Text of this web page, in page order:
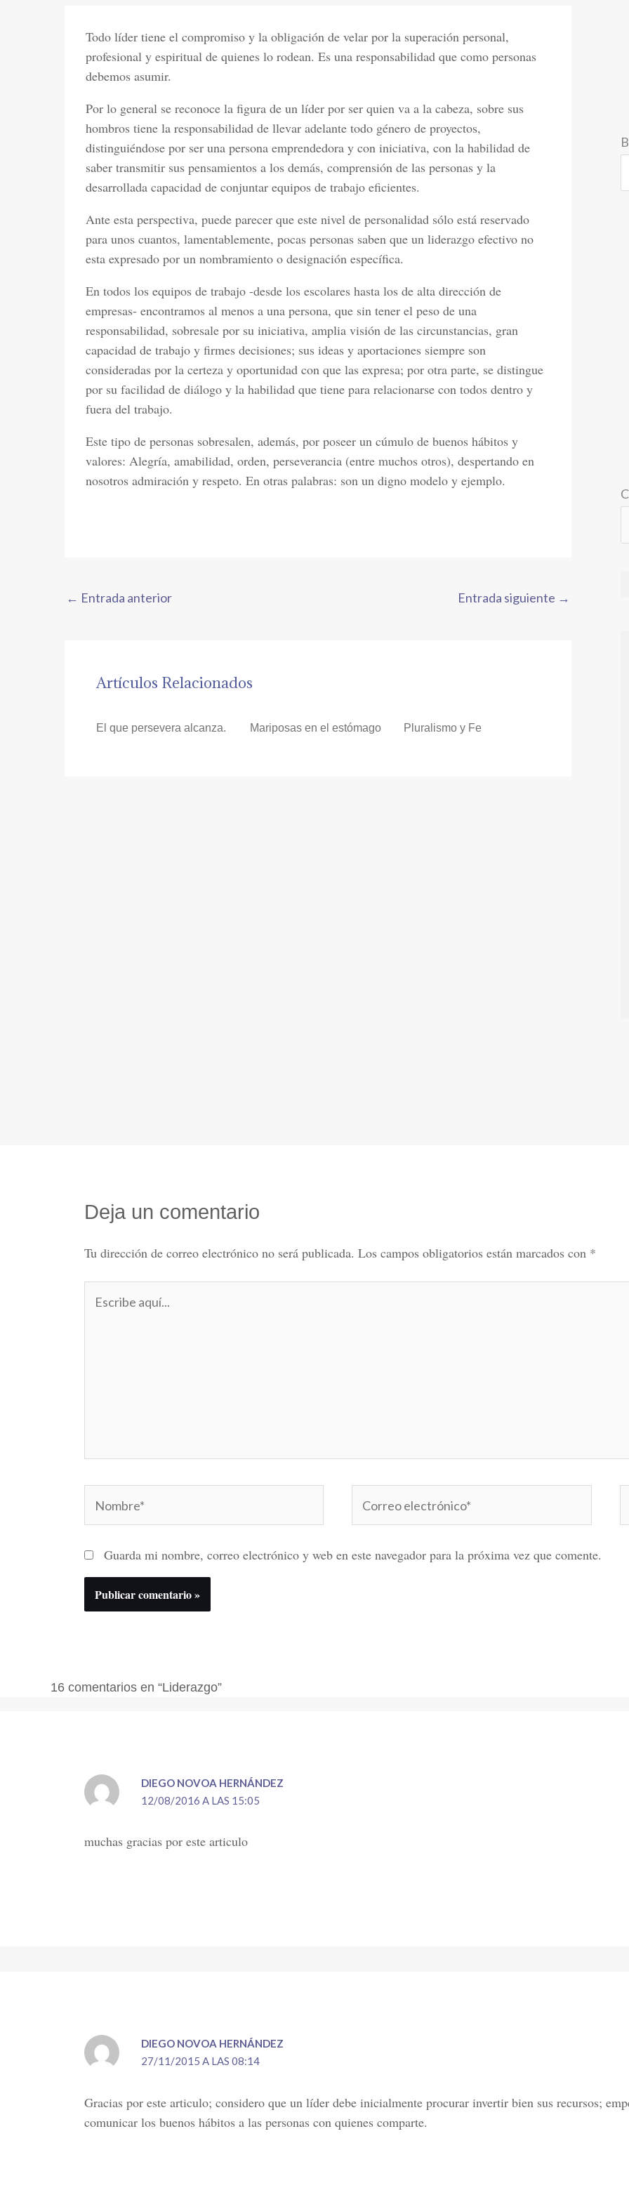
Todo líder tiene el compromiso y la obligación de velar por la superación personal,
profesional y espiritual de quienes lo rodean. Es una responsabilidad que como personas
debemos asumir.
Por lo general se reconoce la figura de un líder por ser quien va a la cabeza, sobre sus
hombros tiene la responsabilidad de llevar adelante todo género de proyectos,
distinguiéndose por ser una persona emprendedora y con iniciativa, con la habilidad de
saber transmitir sus pensamientos a los demás, comprensión de las personas y la
desarrollada capacidad de conjuntar equipos de trabajo eficientes.
Ante esta perspectiva, puede parecer que este nivel de personalidad sólo está reservado
para unos cuantos, lamentablemente, pocas personas saben que un liderazgo efectivo no
esta expresado por un nombramiento o designación específica.
En todos los equipos de trabajo -desde los escolares hasta los de alta dirección de
empresas- encontramos al menos a una persona, que sin tener el peso de una
responsabilidad, sobresale por su iniciativa, amplia visión de las circunstancias, gran
capacidad de trabajo y firmes decisiones; sus ideas y aportaciones siempre son
consideradas por la certeza y oportunidad con que las expresa; por otra parte, se distingue
por su facilidad de diálogo y la habilidad que tiene para relacionarse con todos dentro y
fuera del trabajo.
Este tipo de personas sobresalen, además, por poseer un cúmulo de buenos hábitos y
valores: Alegría, amabilidad, orden, perseverancia (entre muchos otros), despertando en
nosotros admiración y respeto. En otras palabras: son un digno modelo y ejemplo.
← Entrada anterior Entrada siguiente →
Artículos Relacionados
El que persevera alcanza. Mariposas en el estómago Pluralismo y Fe
Deja un comentario
Tu dirección de correo electrónico no será publicada. Los campos obligatorios están marcados con *
aquí...
electrónico*
Guarda mi nombre, correo electrónico y web en este navegador para la próxima vez que comente.
16 comentarios en “Liderazgo”
DIEGO NOVOA HERNÁNDEZ
12/08/2016 A LAS 15:05
muchas gracias por este articulo
DIEGO NOVOA HERNÁNDEZ
27/11/2015 A LAS 08:14
Gracias por este articulo; considero que un líder debe inicialmente procurar invertir bien sus recursos;
comunicar los buenos hábitos a las personas con quienes comparte.